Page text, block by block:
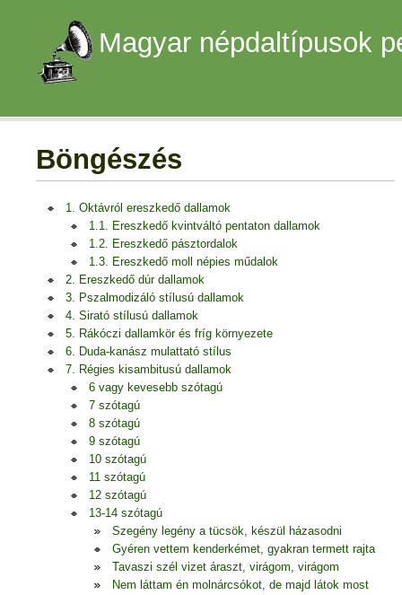
Magyar népdaltípusok
Böngészés
1. Oktávról ereszkedő dallamok
1.1. Ereszkedő kvintváltó pentaton dallamok
1.2. Ereszkedő pásztordalok
1.3. Ereszkedő moll népies műdalok
2. Ereszkedő dúr dallamok
3. Pszalmodizáló stílusú dallamok
4. Sirató stílusú dallamok
5. Rákóczi dallamkör és fríg környezete
6. Duda-kanász mulattató stílus
7. Régies kisambitusú dallamok
6 vagy kevesebb szótagú
7 szótagú
8 szótagú
9 szótagú
10 szótagú
11 szótagú
12 szótagú
13-14 szótagú
Szegény legény a tücsök, készül házasodni
Gyéren vettem kenderkémet, gyakran termett rajta
Tavaszi szél vizet áraszt, virágom, virágom
Nem láttam én molnárcsókot, de majd látok most